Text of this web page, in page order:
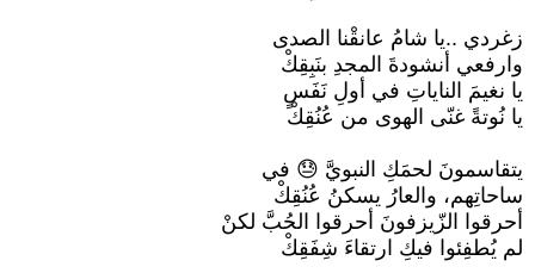
زغردي ..يا شامُ عانقْنا الصدى
وارفعي أنشودةَ المجدِ بنَبِقِكْ
يا نغيمَ الناياتِ في أولِ نَفَسٍ
يا نُوتةً غنّى الهوى من عُنُقِكْ
يتقاسمونَ لحمَكِ النبويَّ 😓 في
ساحاتِهم، والعارُ يسكنُ عُنُقِكْ
أحرقوا الزّيزفونَ أحرقوا الحُبَّ لكنْ
لم يُطفِئوا فيكِ ارتقاءَ شِفَقِكْ